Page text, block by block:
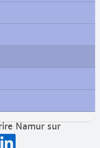
Namur sur